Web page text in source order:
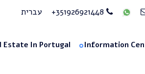
עברית +351926921448
Estate In Portugal Information